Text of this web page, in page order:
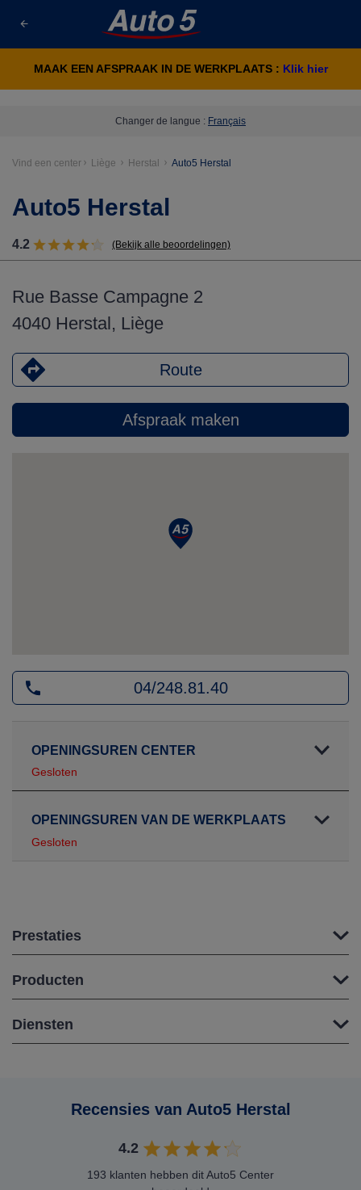
MAAK EEN AFSPRAAK IN DE WERKPLAATS : Klik hier
Vind een center Liège Herstal Auto5 Herstal
Changer de langue : Français
Auto5 Herstal
4.2 (Bekijk alle beoordelingen)
Rue Basse Campagne 2
4040 Herstal, Liège
Route
Afspraak maken
04/248.81.40
OPENINGSUREN CENTER
Gesloten
OPENINGSUREN VAN DE WERKPLAATS
Gesloten
Prestaties
Producten
Diensten
Recensies van Auto5 Herstal
4.2
193 klanten hebben dit Auto5 Center